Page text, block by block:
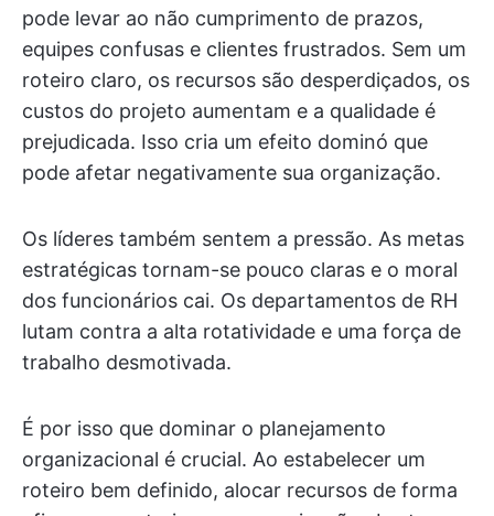
pode levar ao não cumprimento de prazos,
equipes confusas e clientes frustrados. Sem um
roteiro claro, os recursos são desperdiçados, os
custos do projeto aumentam e a qualidade é
prejudicada. Isso cria um efeito dominó que
pode afetar negativamente sua organização.
Os líderes também sentem a pressão. As metas
estratégicas tornam-se pouco claras e o moral
dos funcionários cai. Os departamentos de RH
lutam contra a alta rotatividade e uma força de
trabalho desmotivada.
É por isso que dominar o planejamento
organizacional é crucial. Ao estabelecer um
roteiro bem definido, alocar recursos de forma